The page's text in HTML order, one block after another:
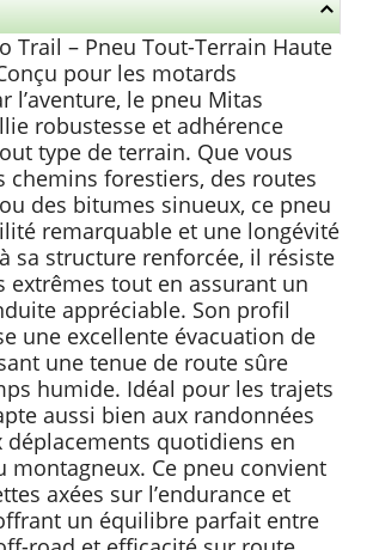
Trail – Pneu Tout-Terrain Haute
pour les motards
l’aventure, le pneu Mitas
robustesse et adhérence
type de terrain. Que vous
chemins forestiers, des routes
des bitumes sinueux, ce pneu
remarquable et une longévité
sa structure renforcée, il résiste
extrêmes tout en assurant un
appréciable. Son profil
une excellente évacuation de
une tenue de route sûre
humide. Idéal pour les trajets
aussi bien aux randonnées
déplacements quotidiens en
montagneux. Ce pneu convient
axées sur l’endurance et
un équilibre parfait entre